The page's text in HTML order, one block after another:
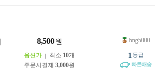
8,500 원
옵션가 최소 10개
주문시결제 3,000원
bng5000
1 등급
빠른배송